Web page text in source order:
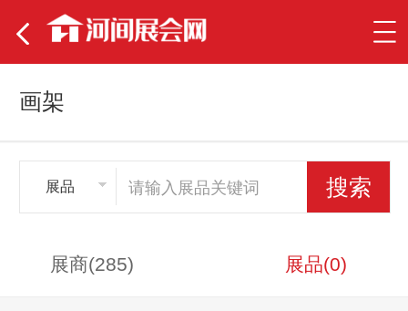
画架
展品
展商(285) 展品(0)